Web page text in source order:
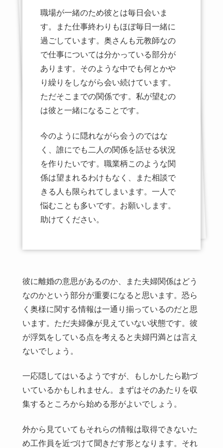
職場が一緒のため彼とは毎日会いま
す。また仕事終わりもほぼ毎日一緒に
過ごしています。奥さんも元教師なの
で仕事については分かっている部分が
あります。そのような中でも何とかや
り繰りをしながら会い続けています。
ただそこまでの関係です。私が望むの
は彼と一緒になることです。
今のように隠れながら会うのではな
く、誰にでも二人の関係を話せる状況
を作りたいです。職業柄このような関
係は望まれるわけもなく、また相談で
きる人も限られてしまいます。一人で
悩むことも多いです。お願いします。
助けてください。
彼に離婚の意思があるのか、また夫婦関係はどう
なのかという部分が重要になると思います。恐ら
く奥様に関する情報は一通り揃っているのだと思
います。ただ夫婦像が見えていない状態です。彼
が浮気をしている点を考えると夫婦円満とは言え
ないでしょう。
一応隠してはいるようですが、もしかしたら勘づ
いているかもしれません。まずはそのあたりを収
集するところから始める形がよいでしょう。
外から見ていてもそれらの情報は取得できないた
め工作員を近づけて聞きだす形となります。それ